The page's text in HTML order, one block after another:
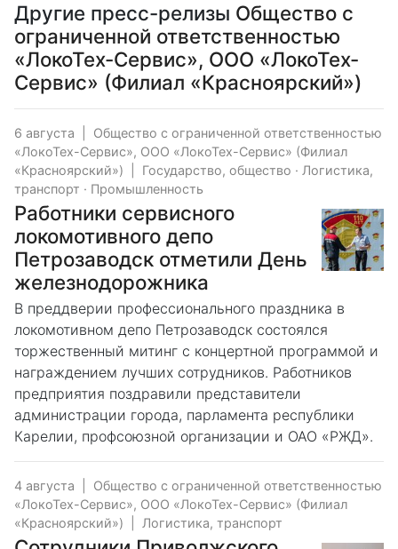
Другие пресс-релизы Общество с
ограниченной ответственностью
«ЛокоТех-Сервис», ООО «ЛокоТех-
Сервис» (Филиал «Красноярский»)
6 августа
Общество с ограниченной ответственностью
«ЛокоТех-Сервис», ООО «ЛокоТех-Сервис» (Филиал
«Красноярский»)
Государство, общество · Логистика,
транспорт · Промышленность
Работники сервисного
локомотивного депо
Петрозаводск отметили День
железнодорожника
В преддверии профессионального праздника в
локомотивном депо Петрозаводск состоялся
торжественный митинг с концертной программой и
награждением лучших сотрудников. Работников
предприятия поздравили представители
администрации города, парламента республики
Карелии, профсоюзной организации и ОАО «РЖД».
4 августа
Общество с ограниченной ответственностью
«ЛокоТех-Сервис», ООО «ЛокоТех-Сервис» (Филиал
«Красноярский»)
Логистика, транспорт